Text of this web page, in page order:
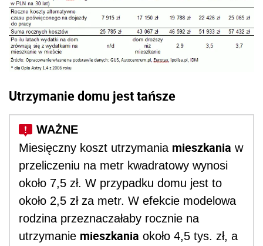
Utrzymanie domu jest tańsze
Miesięczny koszt utrzymania mieszkania w
przeliczeniu na metr kwadratowy wynosi
około 7,5 zł. W przypadku domu jest to
około 2,5 zł za metr. W efekcie modelowa
rodzina przeznaczałaby rocznie na
utrzymanie mieszkania około 4,5 tys. zł, a